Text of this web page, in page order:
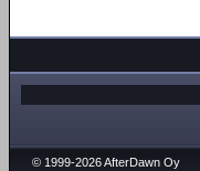
© 1999-2026 AfterDawn Oy